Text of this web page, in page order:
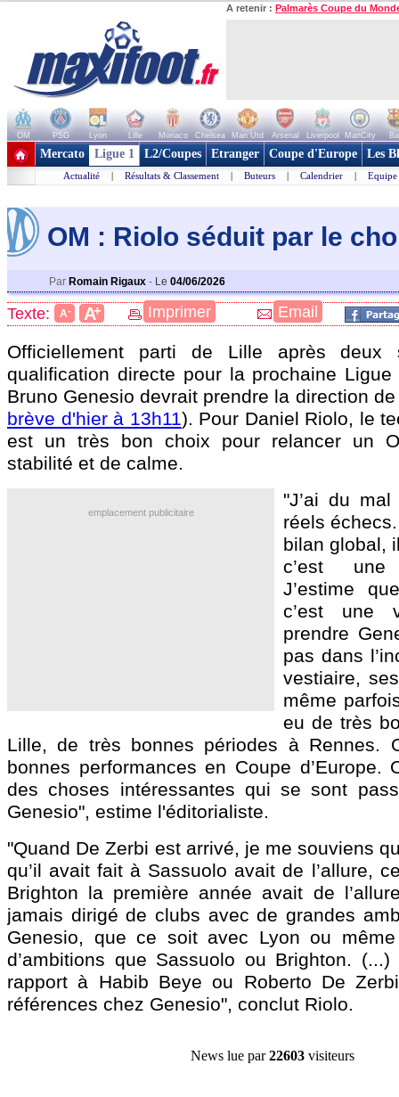
A retenir : Palmarès Coupe du
OM PSG Lyon Lille Monaco Chelsea Man Utd Arsenal Liverpool ManCity
+ de clubs
Mercato Ligue 1 L2/Coupes Etranger Coupe d'Europe Les
Actualité | Résultats & Classement | Buteurs | Calendrier | Equipe
OM : Riolo séduit par le
Par Romain Rigaux - Le 04/06/2026
Texte: A- A+ Imprimer Email
Officiellement parti de Lille après deux
qualification directe pour la prochaine Ligue
Bruno Genesio devrait prendre la direction
brève d'hier à 13h11). Pour Daniel Riolo, le
est un très bon choix pour relancer un
stabilité et de calme.
emplacement publicitaire
"J’ai du
réels
bilan global,
c’est
J’estime
c’est une
prendre
pas dans
vestiaire,
même
eu de très
Lille, de très bonnes périodes à Rennes.
bonnes performances en Coupe d’Europe.
des choses intéressantes qui se sont
Genesio", estime l'éditorialiste.
"Quand De Zerbi est arrivé, je me souviens
qu’il avait fait à Sassuolo avait de l’allure,
Brighton la première année avait de
jamais dirigé de clubs avec de grandes
Genesio, que ce soit avec Lyon ou
d’ambitions que Sassuolo ou Brighton.
rapport à Habib Beye ou Roberto De
références chez Genesio", conclut Riolo.
News lue par22603 visiteurs